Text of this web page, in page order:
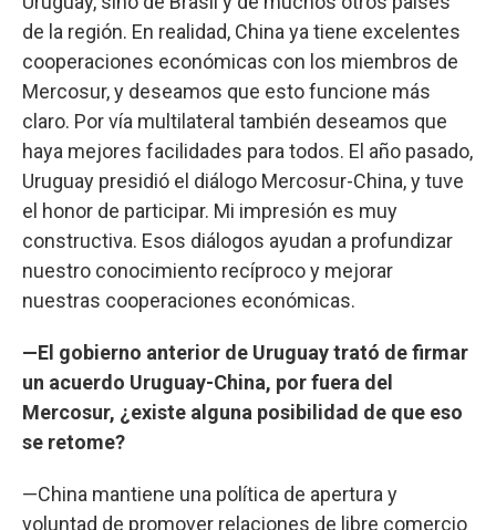
de la región. En realidad, China ya tiene excelentes
cooperaciones económicas con los miembros de
Mercosur, y deseamos que esto funcione más
claro. Por vía multilateral también deseamos que
haya mejores facilidades para todos. El año pasado,
Uruguay presidió el diálogo Mercosur-China, y tuve
el honor de participar. Mi impresión es muy
constructiva. Esos diálogos ayudan a profundizar
nuestro conocimiento recíproco y mejorar
nuestras cooperaciones económicas.
—El gobierno anterior de Uruguay trató de firmar
un acuerdo Uruguay-China, por fuera del
Mercosur, ¿existe alguna posibilidad de que eso
se retome?
—China mantiene una política de apertura y
voluntad de promover relaciones de libre comercio